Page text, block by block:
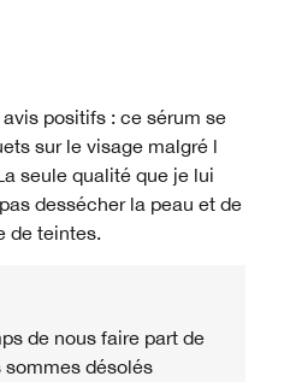
positifs : ce sérum se
sur le visage malgré l
seule qualité que je lui
dessécher la peau et de
de teintes.
de nous faire part de
sommes désolés